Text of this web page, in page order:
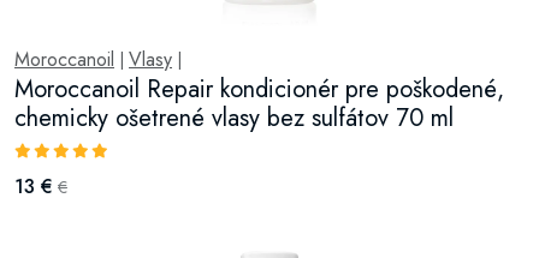
Moroccanoil Vlasy
Moroccanoil Repair kondicionér pre poškodené,
chemicky ošetrené vlasy bez sulfátov 70 ml
13 € €